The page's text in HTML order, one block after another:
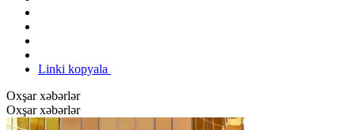
Linki kopyala
Oxşar xəbərlər
Oxşar xəbərlər